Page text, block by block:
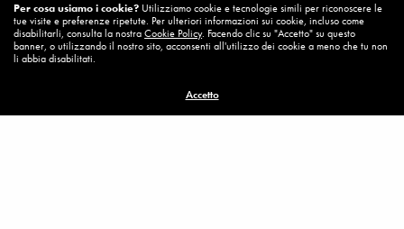
Visualizzazioni: 737
Per cosa usiamo i cookie? Utilizziamo cookie e tecnologie simili per riconoscere le
tue visite e preferenze ripetute. Per ulteriori informazioni sui cookie, incluso come
disabilitarli, consulta la nostraCookie Policy. Facendo clic su "Accetto" su questo
banner, o utilizzando il nostro sito, acconsenti all'utilizzo dei cookie a meno che tu non
li abbia disabilitati.
Accetto